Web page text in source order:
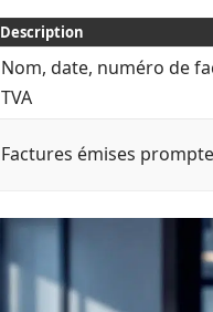
Description
Nom, date, numéro de
TVA
Factures émises